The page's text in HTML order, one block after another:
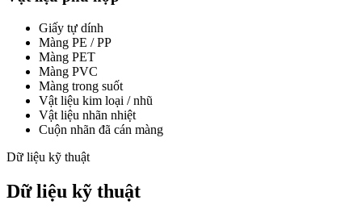
Giấy tự dính
Màng PE / PP
Màng PET
Màng PVC
Màng trong suốt
Vật liệu kim loại / nhũ
Vật liệu nhãn nhiệt
Cuộn nhãn đã cán màng
Dữ liệu kỹ thuật
Dữ liệu kỹ thuật